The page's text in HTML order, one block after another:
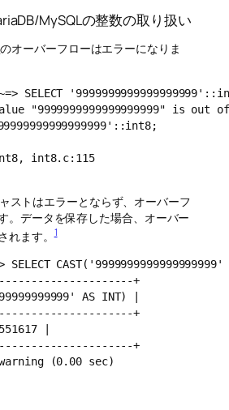
MySQLの整数の取り扱い
オーバーフローはエラーになりま
SELECT
"9999999999999999999" is
int8.c:115
ストはエラーとならず、オーバーフ
。データを保存した場合、オーバー
れます。1
+
AS INT) |
+
|
+
(0.00 sec)